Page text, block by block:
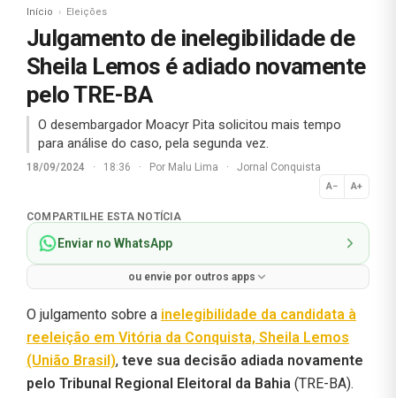
Início Eleições
Julgamento de inelegibilidade de
Sheila Lemos é adiado novamente
pelo TRE-BA
O desembargador Moacyr Pita solicitou mais tempo
para análise do caso, pela segunda vez.
18/09/2024 · 18:36 · Por Malu Lima · Jornal Conquista
A− A+
Normal
COMPARTILHE ESTA NOTÍCIA
Enviar no WhatsApp
ou envie por outros apps
O julgamento sobre a inelegibilidade da candidata à
reeleição em Vitória da Conquista, Sheila Lemos
(União Brasil), teve sua decisão adiada novamente
pelo Tribunal Regional Eleitoral da Bahia (TRE-BA).